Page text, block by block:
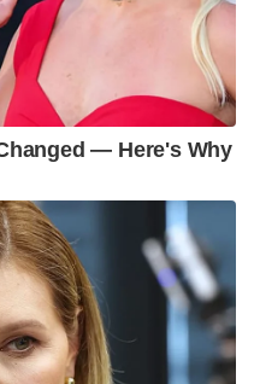
— Here's Why